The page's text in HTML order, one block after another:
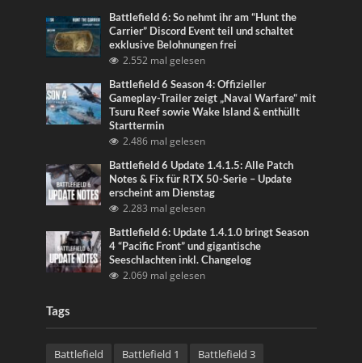
Battlefield 6: So nehmt ihr am “Hunt the
Carrier” Discord Event teil und schaltet
exklusive Belohnungen frei
2.552 mal gelesen
Battlefield 6 Season 4: Offizieller
Gameplay-Trailer zeigt „Naval Warfare“ mit
Tsuru Reef sowie Wake Island & enthüllt
Starttermin
2.486 mal gelesen
Battlefield 6 Update 1.4.1.5: Alle Patch
Notes & Fix für RTX 50-Serie – Update
erscheint am Dienstag
2.283 mal gelesen
Battlefield 6: Update 1.4.1.0 bringt Season
4 “Pacific Front” und gigantische
Seeschlachten inkl. Changelog
2.069 mal gelesen
Tags
Battlefield Battlefield 1
Battlefield 3